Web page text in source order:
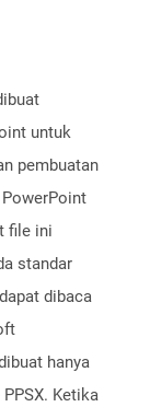
untuk
pembuatan
file ini
standar
dibaca
hanya
Ketika